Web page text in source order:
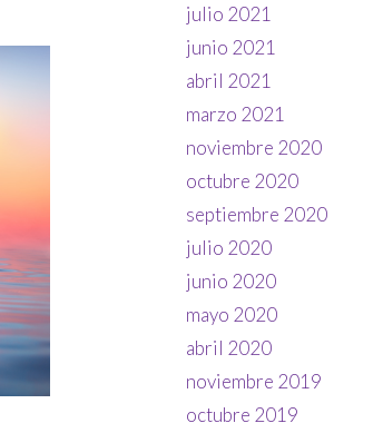
julio 2021
junio 2021
abril 2021
marzo 2021
noviembre 2020
octubre 2020
septiembre 2020
julio 2020
junio 2020
mayo 2020
abril 2020
noviembre 2019
octubre 2019